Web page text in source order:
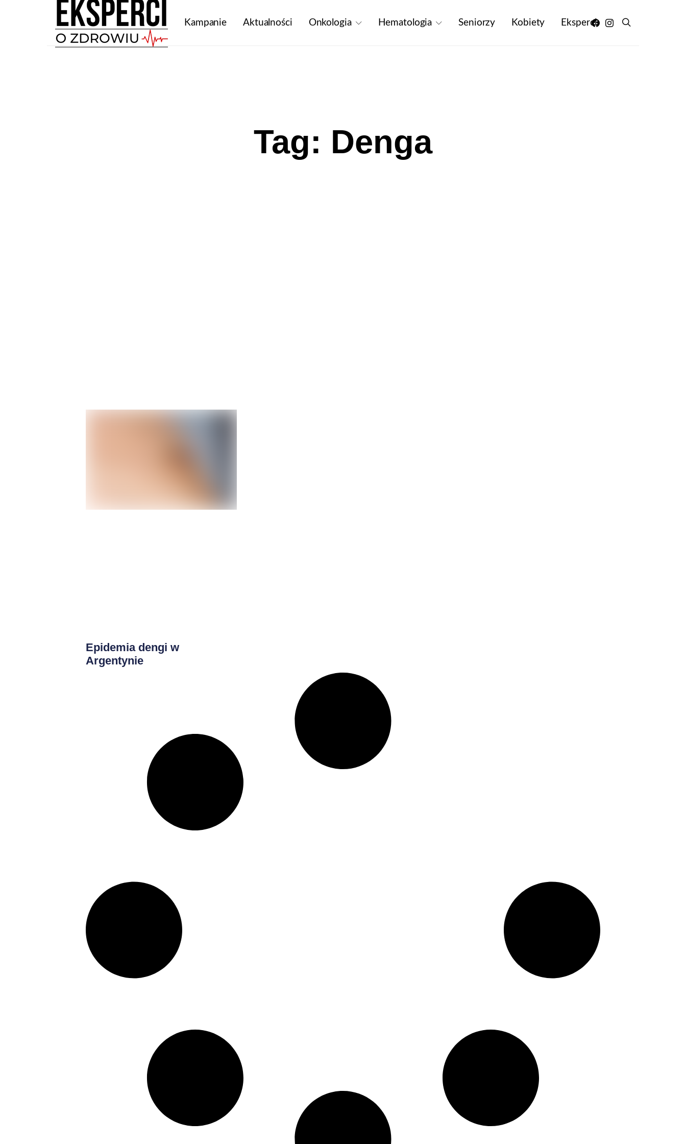
Kampanie Aktualności Onkologia Hematologia Seniorzy Kobiety Eksperci
Tag: Denga
Epidemia dengi w
Argentynie